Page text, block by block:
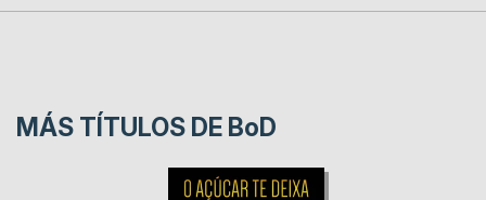
MÁS TÍTULOS DE BoD